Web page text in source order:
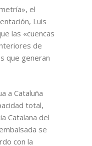
el
Luis
las «cuencas
de
que generan
a Cataluña
total,
Catalana del
se
con la